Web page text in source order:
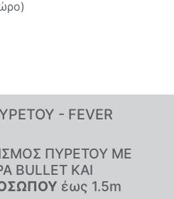
- FEVER
ΠΥΡΕΤΟΥ ΜΕ
BULLET ΚΑΙ
έως 1.5m